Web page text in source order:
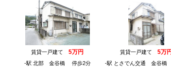
賃貸一戸建て 5万円
-駅 北部 金谷橋 停歩2分
賃貸一戸建て 5万円
-駅 とさでん交通 金谷